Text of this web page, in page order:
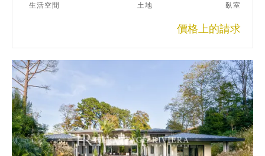
生活空間 土地 臥室
價格上的請求